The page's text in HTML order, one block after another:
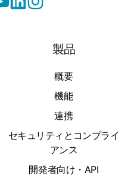
製品
概要
機能
連携
セキュリティとコンプライ
アンス
開発者向け・API